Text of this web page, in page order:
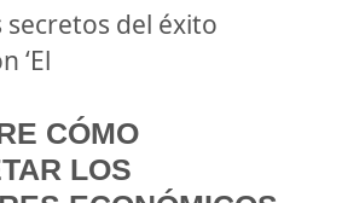
secretos del éxito
‘El
CÓMO
LOS